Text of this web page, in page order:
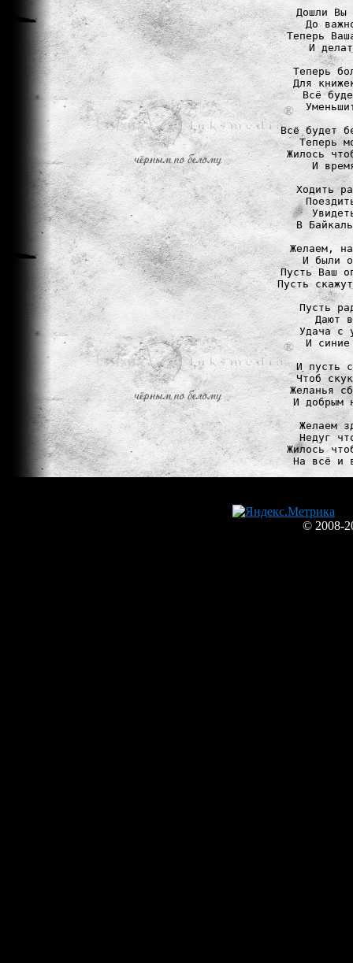
Дошли Вы
До
Теперь
И
Теперь
Для
Всё
Всё будет
Теперь
Жилось
И
Ходить
В
Желаем,
И были
Пусть Ваш
Пусть
Пусть
Дают
Удача с
И
И пусть
Чтоб
Желанья
И добрым
Желаем
Недуг
Жилось
© 2008-